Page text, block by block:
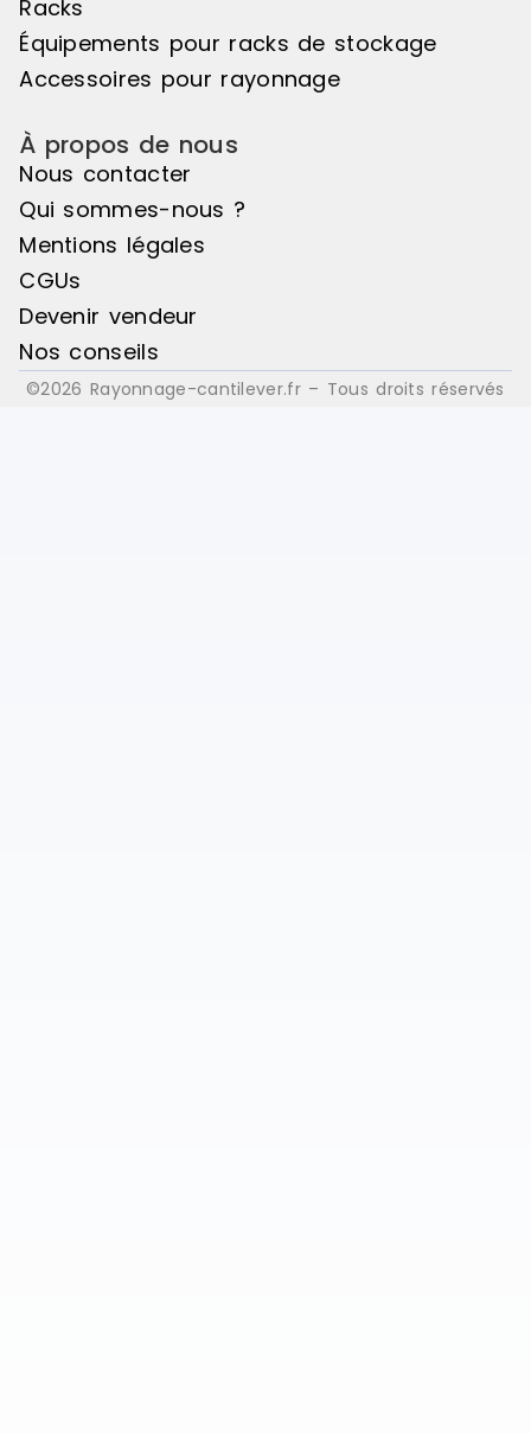
Racks
Équipements pour racks de stockage
Accessoires pour rayonnage
À propos de nous
Nous contacter
Qui sommes-nous ?
Mentions légales
CGUs
Devenir vendeur
Nos conseils
©2026 Rayonnage-cantilever.fr – Tous droits réservés